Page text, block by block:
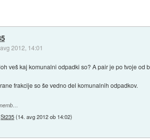
2012, 14:01
veš kaj komunalni odpadki so? A pair je po tvoje od
frakcije so še vedno del komunalnih odpadkov.
St235(14. avg 2012 ob 14:02)